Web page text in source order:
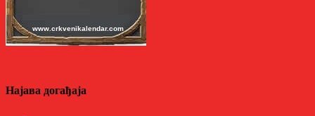
Најава догађаја